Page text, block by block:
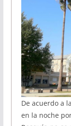
De acuerdo a
en la noche